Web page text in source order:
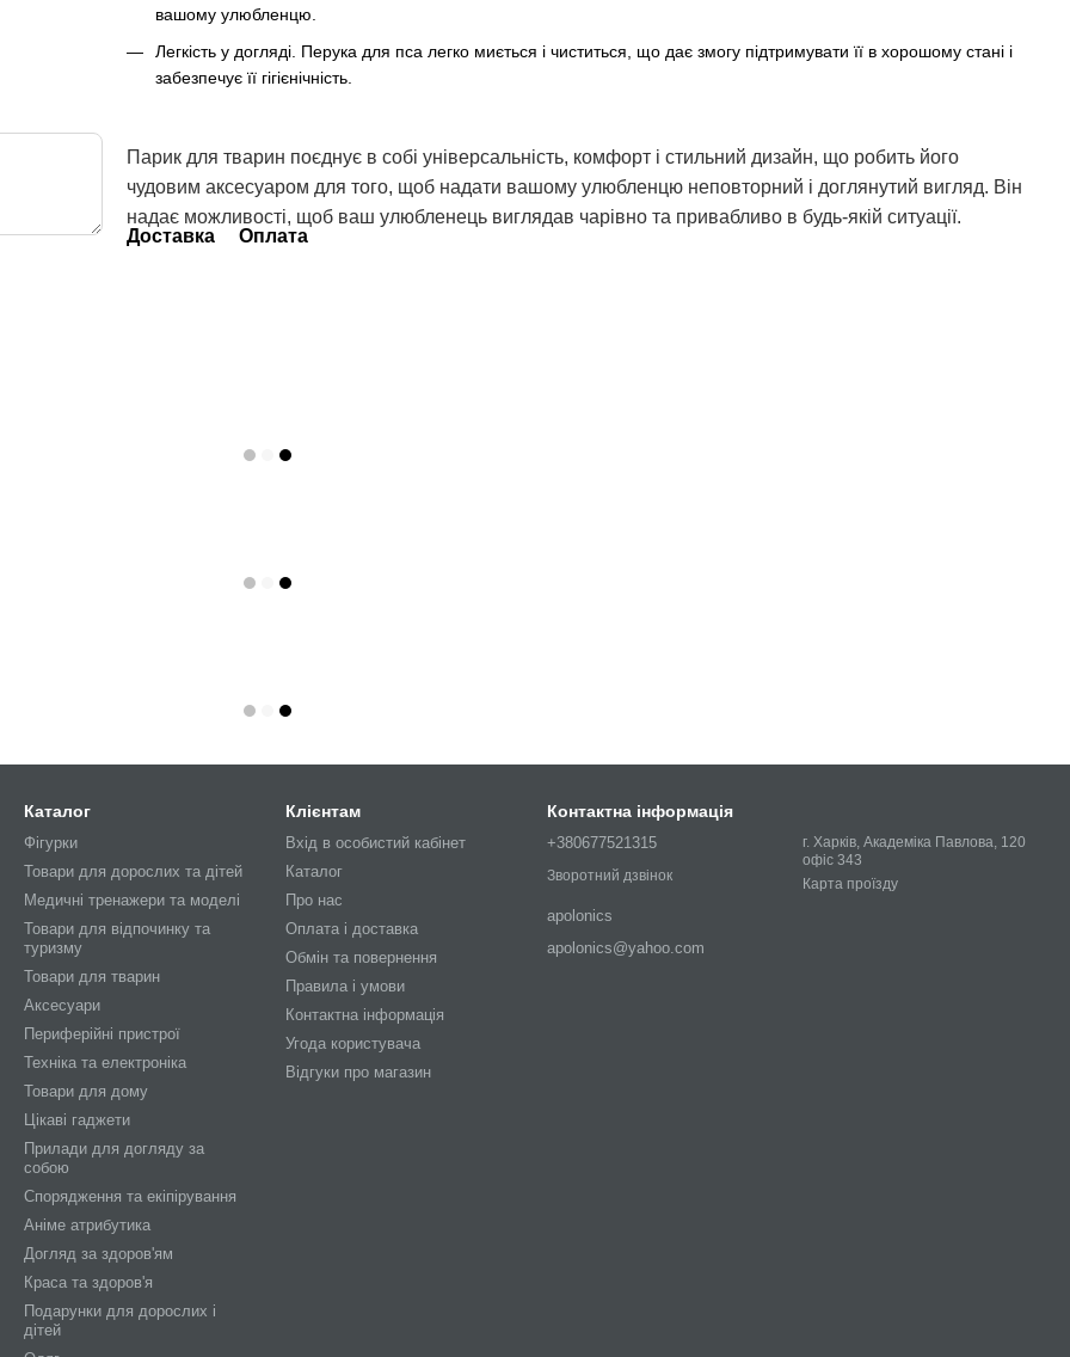
вашому улюбленцю.
Легкість у догляді. Перука для пса легко миється і чиститься, що дає змогу підтримувати її в хорошому стані і
забезпечує її гігієнічність.
Парик для тварин поєднує в собі універсальність, комфорт і стильний дизайн, що робить його
чудовим аксесуаром для того, щоб надати вашому улюбленцю неповторний і доглянутий вигляд. Він
надає можливості, щоб ваш улюбленець виглядав чарівно та привабливо в будь-якій ситуації.
Доставка
Оплата
Каталог
Фігурки
Товари для дорослих та дітей
Медичні тренажери та моделі
Товари для відпочинку та
туризму
Товари для тварин
Аксесуари
Периферійні пристрої
Техніка та електроніка
Товари для дому
Цікаві гаджети
Прилади для догляду за
собою
Спорядження та екіпірування
Аніме атрибутика
Догляд за здоров'ям
Краса та здоров'я
Подарунки для дорослих і
дітей
Клієнтам
Вхід в особистий кабінет
Каталог
Про нас
Оплата і доставка
Обмін та повернення
Правила і умови
Контактна інформація
Угода користувача
Відгуки про магазин
Контактна інформація
+380677521315
Зворотний дзвінок
apolonics
apolonics@yahoo.com
г. Харків, Академіка Павлова, 120
офіс 343
Карта проїзду